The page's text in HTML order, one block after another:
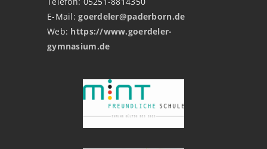
E-Mail:goerdeler@paderborn.de
Web: https://www.goerdeler-
gymnasium.de